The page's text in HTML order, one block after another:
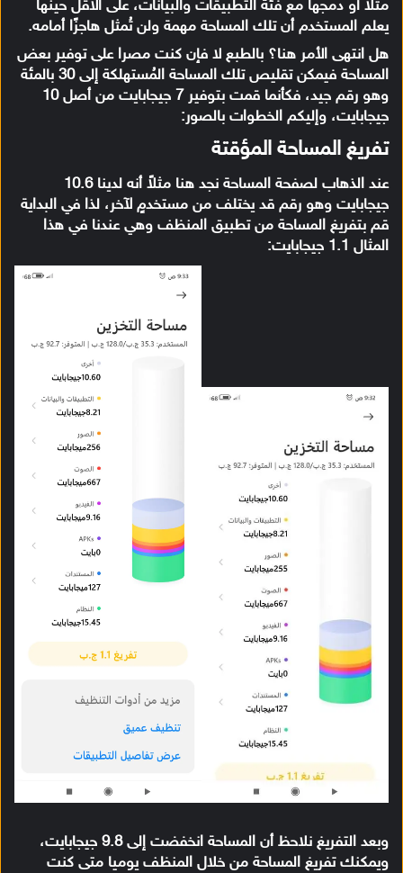
مثلاً أو دمجها مع فئة التطبيقات والبيانات، على الاقل حينها
يعلم المستخدم أن تلك المساحة مهمة ولن تُمثل هاجزًا أمامه.
هل انتهى الأمر هنا؟ بالطبع لا فإن كنت مصرا على توفير بعض
المساحة فيمكن تقليص تلك المساحة المُستهلكة إلى 30 بالمئة
وهو رقم جيد، فكأنما قمت بتوفير 7 جيجابايت من أصل 10
جيجابايت، وإليكم الخطوات بالصور:
تفريغ المساحة المؤقتة
عند الذهاب لصفحة المساحة نجد هنا مثلاً أنه لدينا 10.6
جيجابايت وهو رقم قد يختلف من مستخدمٍ لآخر، لذا في البداية
قم بتفريغ المساحة من تطبيق المنظف وهي عندنا في هذا
المثال 1.1 جيجابايت:
وبعد التفريغ نلاحظ أن المساحة انخفضت إلى 9.8 جيجابايت،
ويمكنك تفريغ المساحة من خلال المنظف يوميا متى كنت